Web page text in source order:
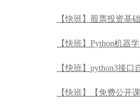
【快班】股票投资基
【快班】Python机器学
【快班】python3接
【快班】【免费公开